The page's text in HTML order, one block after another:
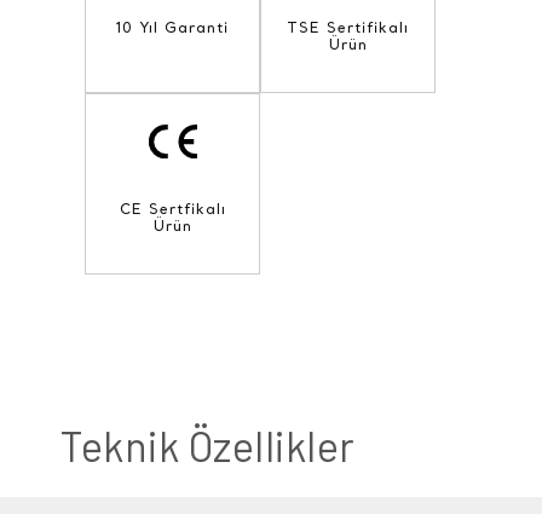
10 Yıl Garanti
TSE Sertifikalı
Ürün
CE Sertfikalı
Ürün
Teknik Özellikler